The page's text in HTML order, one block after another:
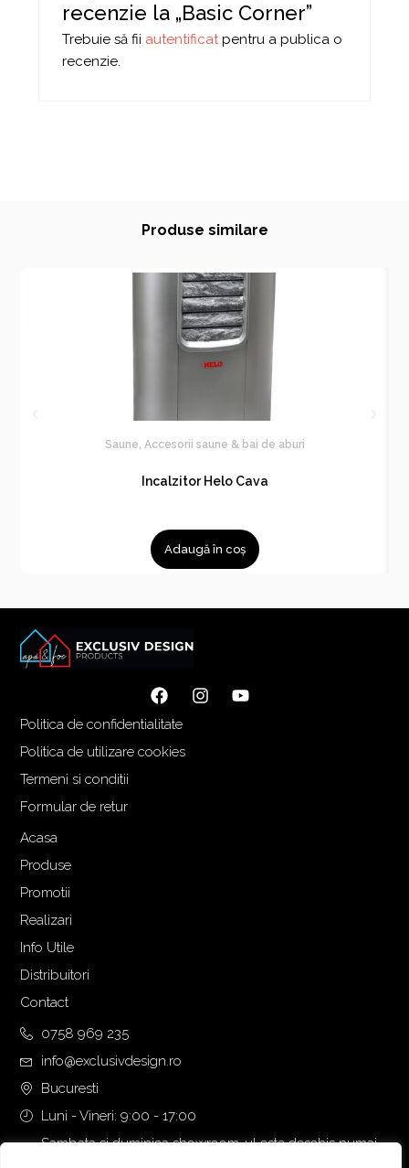
recenzie la „Basic Corner”
Trebuie să fii autentificatpentru a publica o
recenzie.
Produse similare
Saune Accesorii saune & bai de aburi
Incalzitor Helo Cava
Adaugă în coș
Politica de confidentialitate
Politica de utilizare cookies
Termeni si conditii
Formular de retur
Acasa
Produse
Promotii
Realizari
Info Utile
Distribuitori
Contact
0758 969 235
info@exclusivdesign.ro
Bucuresti
Luni - Vineri: 9:00 - 17:00
Sambata si duminica showroom-ul este deschis numai